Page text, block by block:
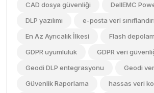
CAD dosya güvenliği
DellEMC
DLP yazılımı
e-posta veri
En Az Ayrıcalık İlkesi
Flash
GDPR uyumluluk
GDPR veri
Geodi DLP entegrasyonu
Geodi
Güvenlik Raporlama
hassas veri